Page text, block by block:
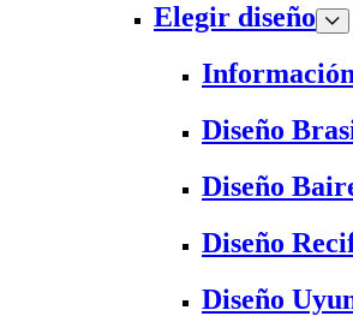
Elegir diseño
Diseño
Diseño
Diseño
Diseño